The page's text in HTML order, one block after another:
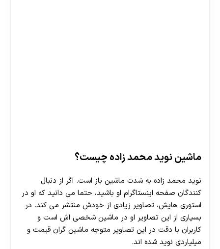
ماشین نوید محمد زاده چیست؟
نوید محمد زاده به شدت ماشین باز است. اگر از دنبال
کنندگان صفحه اینستاگرام او باشید، حتما می دانید که او در
استوری هایش، تصاویر زیادی از خودش منتشر می کند. در
بسیاری از این تصاویر او در ماشین شخصی اش است و
کاربران با دقت در این تصاویر متوجه ماشین گران قیمت و
میلیاردی نوید شده اند.